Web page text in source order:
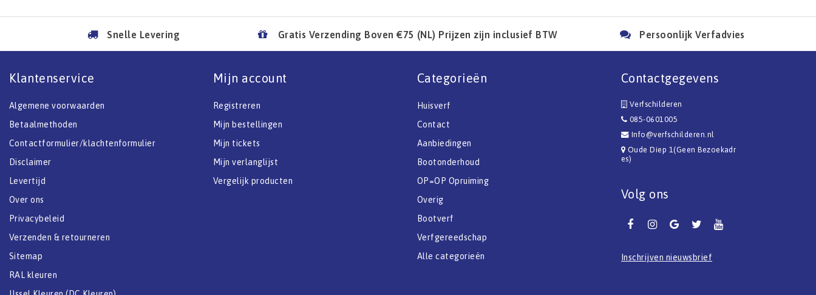
Snelle Levering Gratis Verzending Boven €75 (NL) Prijzen zijn inclusief BTW Persoonlijk Verfadvies
Klantenservice
Algemene voorwaarden
Betaalmethoden
Contactformulier/klachtenformulier
Disclaimer
Levertijd
Over ons
Privacybeleid
Verzenden & retourneren
Sitemap
RAL kleuren
Mijn account
Registreren
Mijn bestellingen
Mijn tickets
Mijn verlanglijst
Vergelijk producten
Categorieën
Huisverf
Contact
Aanbiedingen
Bootonderhoud
OP=OP Opruiming
Overig
Bootverf
Verfgereedschap
Alle categorieën
Contactgegevens
Verfschilderen
085-0601005
Info@verfschilderen.nl
Oude Diep 1(Geen Bezoekadr
es)
Volg ons
Inschrijven nieuwsbrief